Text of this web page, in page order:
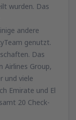
wurden. Das
andere
genutzt.
Das
Airlines Group,
und viele
Emirate und El
20 Check-